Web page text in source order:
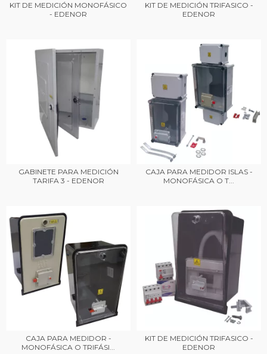
KIT DE MEDICIÓN MONOFÁSICO
- EDENOR
KIT DE MEDICIÓN TRIFASICO -
EDENOR
GABINETE PARA MEDICIÓN
TARIFA 3 - EDENOR
CAJA PARA MEDIDOR ISLAS -
MONOFÁSICA O T...
CAJA PARA MEDIDOR -
MONOFÁSICA O TRIFÁSI...
KIT DE MEDICIÓN TRIFASICO -
EDENOR